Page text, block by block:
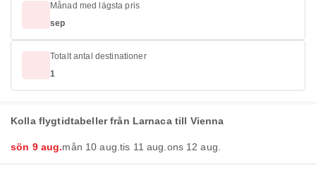
Månad med lägsta pris
sep
Totalt antal destinationer
1
Kolla flygtidtabeller från Larnaca till Vienna
sön 9 aug.mån 10 aug. tis 11 aug. ons 12 aug.